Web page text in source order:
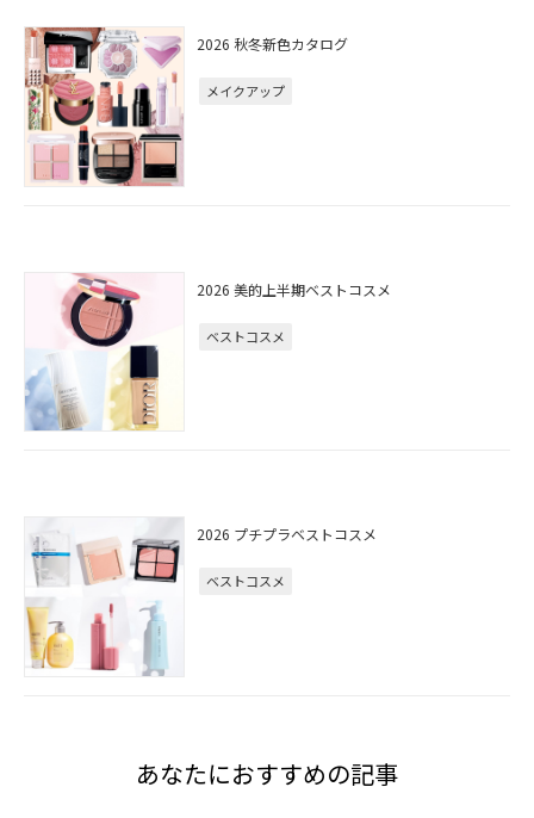
2026 秋冬新色カタログ
メイクアップ
2026 美的上半期ベストコスメ
ベストコスメ
2026 プチプラベストコスメ
ベストコスメ
あなたにおすすめの記事